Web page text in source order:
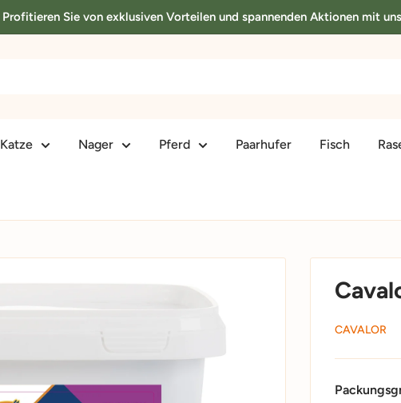
Profitieren Sie von exklusiven Vorteilen und spannenden Aktionen mit
Katze Nager Pferd Paarhufer Fisch
CAVALOR